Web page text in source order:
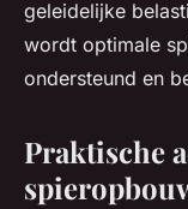
geleidelijke
wordt optimale
ondersteund en
Praktische